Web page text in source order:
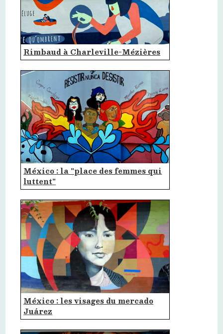
Rimbaud à Charleville-Mézières
México : la "place des femmes qui
luttent"
México : les visages du mercado
Juárez